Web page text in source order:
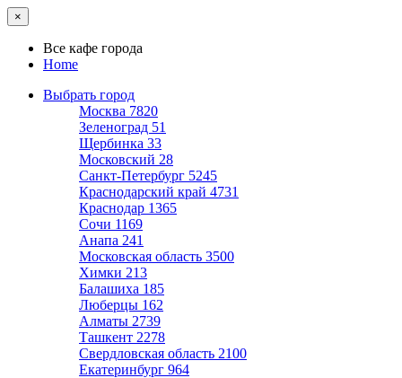
×
Все кафе города
Home
Выбрать город
Москва 7820
Зеленоград 51
Щербинка 33
Московский 28
Санкт-Петербург 5245
Краснодарский край 4731
Краснодар 1365
Сочи 1169
Анапа 241
Московская область 3500
Химки 213
Балашиха 185
Люберцы 162
Алматы 2739
Ташкент 2278
Свердловская область 2100
Екатеринбург 964